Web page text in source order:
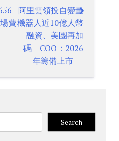
費
阿里雲領投自變量
機器人近10億人幣
融資、美團再加
碼 COO：2026
年籌備上市
Search